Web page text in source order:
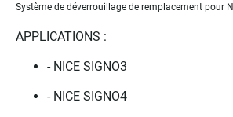
Système de déverrouillage de remplacement pour
APPLICATIONS :
- NICE SIGNO3
- NICE SIGNO4